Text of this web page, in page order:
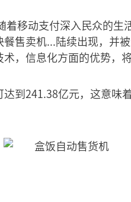
着移动支付深入民众的生
售卖机...陆续出现，并
，信息化方面的优势，
到241.38亿元，这意味